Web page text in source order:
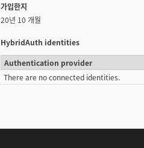
가입한지
20년 10 개월
HybridAuth identities
Authentication provider
There are no connected identities.